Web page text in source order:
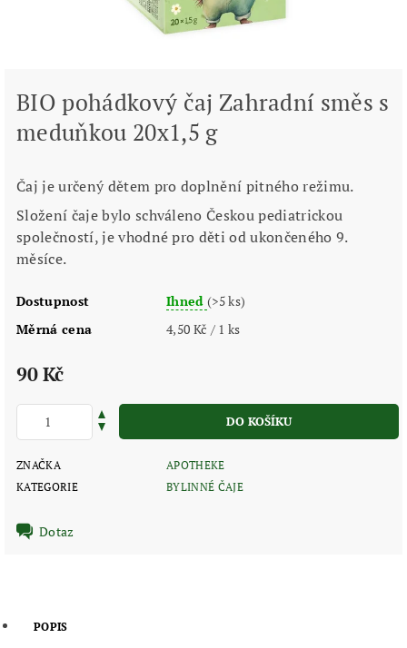
BIO pohádkový čaj Zahradní směs s
meduňkou 20x1,5 g
Čaj je určený dětem pro doplnění pitného režimu.
Složení čaje bylo schváleno Českou pediatrickou
společností, je vhodné pro děti od ukončeného 9.
měsíce.
Dostupnost Ihned(>5 ks)
Měrná cena
4,50 Kč / 1 ks
90 Kč
ZNAČKA
APOTHEKE
KATEGORIE
BYLINNÉ ČAJE
Dotaz
POPIS